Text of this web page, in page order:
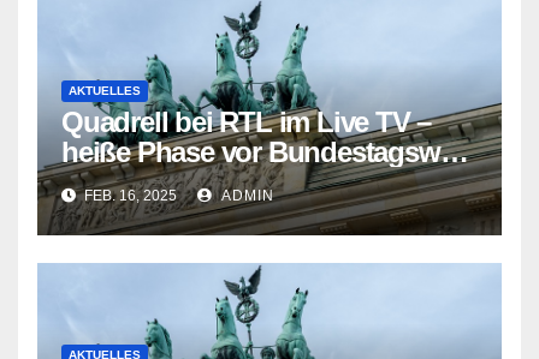
AKTUELLES
Quadrell bei RTL im Live TV –
heiße Phase vor Bundestagswahl
2025 eingeläutet
FEB. 16, 2025 ADMIN
AKTUELLES